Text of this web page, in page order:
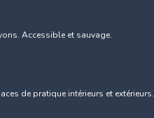
Accessible et sauvage.
de pratique intérieurs et extérieurs.